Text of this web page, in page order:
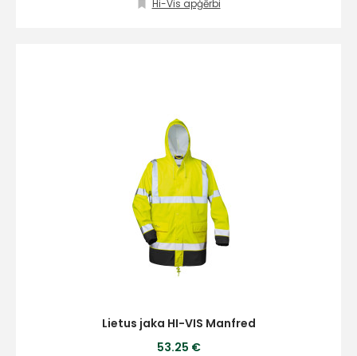
Hi-Vis apģērbi
Lietus jaka HI-VIS Manfred
53.25 €